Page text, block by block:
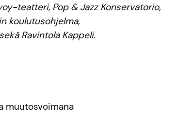
teatteri, Pop & Jazz Konservatorio,
koulutusohjelma,
Ravintola Kappeli.
muutosvoimana